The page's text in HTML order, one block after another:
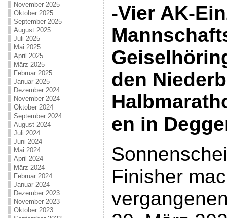
November 2025
Oktober 2025
September 2025
August 2025
Juli 2025
Mai 2025
April 2025
März 2025
Februar 2025
Januar 2025
Dezember 2024
November 2024
Oktober 2024
September 2024
August 2024
Juli 2024
Juni 2024
Mai 2024
April 2024
März 2024
Februar 2024
Januar 2024
Dezember 2023
November 2023
Oktober 2023
-Vier AK-
den
en in
Finisher